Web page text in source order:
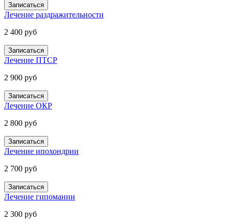
Записаться
Лечение раздражительности
2 400 руб
Записаться
Лечение ПТСР
2 900 руб
Записаться
Лечение ОКР
2 800 руб
Записаться
Лечение ипохондрии
2 700 руб
Записаться
Лечение гипомании
2 300 руб